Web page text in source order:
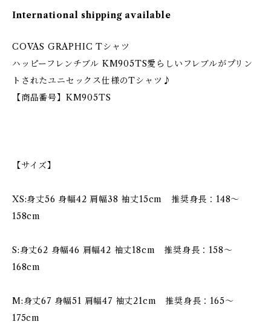
International shipping available
COVAS GRAPHIC Tシャツ
ハッピーフレンチブル KM905TS愛らしいフレブルがプリン
トされたユニセックス仕様のTシャツ♪
【商品番号】KM905TS
【サイズ】
XS:身丈56 身幅42 肩幅38 袖丈15cm 推奨身長：148〜
158cm
S:身丈62 身幅46 肩幅42 袖丈18cm 推奨身長：158〜
168cm
M:身丈67 身幅51 肩幅47 袖丈21cm 推奨身長：165〜
175cm